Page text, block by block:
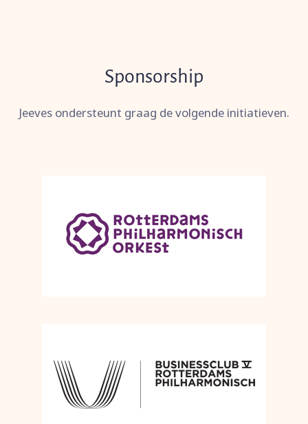
Sponsorship
Jeeves ondersteunt graag de volgende initiatieven.